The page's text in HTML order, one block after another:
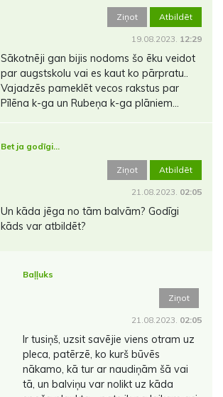
Ziņot Atbildēt
19.08.2023. 12:29
Sākotnēji gan bijis nodoms šo ēku veidot
par augstskolu vai es kaut ko pārpratu..
Vajadzēs pameklēt vecos rakstus par
Pīlēna k-ga un Rubeņa k-ga plāniem...
Bet ja godīgi...
Ziņot Atbildēt
21.08.2023. 02:05
Un kāda jēga no tām balvām? Godīgi
kāds var atbildēt?
Baļļuks
Ziņot
21.08.2023. 02:05
Ir tusiņš, uzsit savējie viens otram uz
pleca, patērzē, ko kurš būvēs
nākamo, kā tur ar naudiņām šā vai
tā, un balviņu var nolikt uz kāda